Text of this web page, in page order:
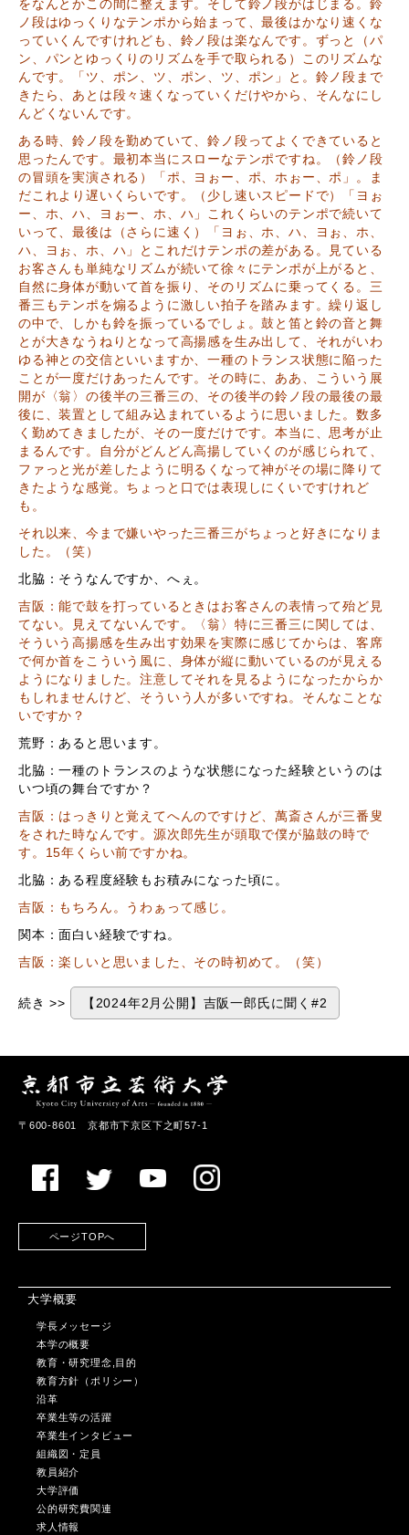
をなんとかこの間に整えます。そして鈴ノ段がはじまる。鈴
ノ段はゆっくりなテンポから始まって、最後はかなり速くな
っていくんですけれども、鈴ノ段は楽なんです。ずっと（パ
ン、パンとゆっくりのリズムを手で取られる）このリズムな
んです。「ツ、ポン、ツ、ポン、ツ、ポン」と。鈴ノ段まで
きたら、あとは段々速くなっていくだけやから、そんなにし
んどくないんです。
ある時、鈴ノ段を勤めていて、鈴ノ段ってよくできていると
思ったんです。最初本当にスローなテンポですね。（鈴ノ段
の冒頭を実演される）「ポ、ヨぉー、ポ、ホぉー、ポ」。ま
だこれより遅いくらいです。（少し速いスピードで）「ヨぉ
ー、ホ、ハ、ヨぉー、ホ、ハ」これくらいのテンポで続いて
いって、最後は（さらに速く）「ヨぉ、ホ、ハ、ヨぉ、ホ、
ハ、ヨぉ、ホ、ハ」とこれだけテンポの差がある。見ている
お客さんも単純なリズムが続いて徐々にテンポが上がると、
自然に身体が動いて首を振り、そのリズムに乗ってくる。三
番三もテンポを煽るように激しい拍子を踏みます。繰り返し
の中で、しかも鈴を振っているでしょ。鼓と笛と鈴の音と舞
とが大きなうねりとなって高揚感を生み出して、それがいわ
ゆる神との交信といいますか、一種のトランス状態に陥った
ことが一度だけあったんです。その時に、ああ、こういう展
開が〈翁〉の後半の三番三の、その後半の鈴ノ段の最後の最
後に、装置として組み込まれているように思いました。数多
く勤めてきましたが、その一度だけです。本当に、思考が止
まるんです。自分がどんどん高揚していくのが感じられて、
ファっと光が差したように明るくなって神がその場に降りて
きたような感覚。ちょっと口では表現しにくいですけれど
も。
それ以来、今まで嫌いやった三番三がちょっと好きになりま
した。（笑）
北脇：そうなんですか、へぇ。
吉阪：能で鼓を打っているときはお客さんの表情って殆ど見
てない。見えてないんです。〈翁〉特に三番三に関しては、
そういう高揚感を生み出す効果を実際に感じてからは、客席
で何か首をこういう風に、身体が縦に動いているのが見える
ようになりました。注意してそれを見るようになったからか
もしれませんけど、そういう人が多いですね。そんなことな
いですか？
荒野：あると思います。
北脇：一種のトランスのような状態になった経験というのは
いつ頃の舞台ですか？
吉阪：はっきりと覚えてへんのですけど、萬斎さんが三番叟
をされた時なんです。源次郎先生が頭取で僕が脇鼓の時で
す。15年くらい前ですかね。
北脇：ある程度経験もお積みになった頃に。
吉阪：もちろん。うわぁって感じ。
関本：面白い経験ですね。
吉阪：楽しいと思いました、その時初めて。（笑）
続き >> 【2024年2月公開】吉阪一郎氏に聞く#2
〒600-8601 京都市下京区下之町57-1
ページTOPへ
大学概要
学長メッセージ
本学の概要
教育・研究理念,目的
教育方針（ポリシー）
沿革
卒業生等の活躍
卒業生インタビュー
組織図・定員
教員紹介
大学評価
公的研究費関連
求人情報